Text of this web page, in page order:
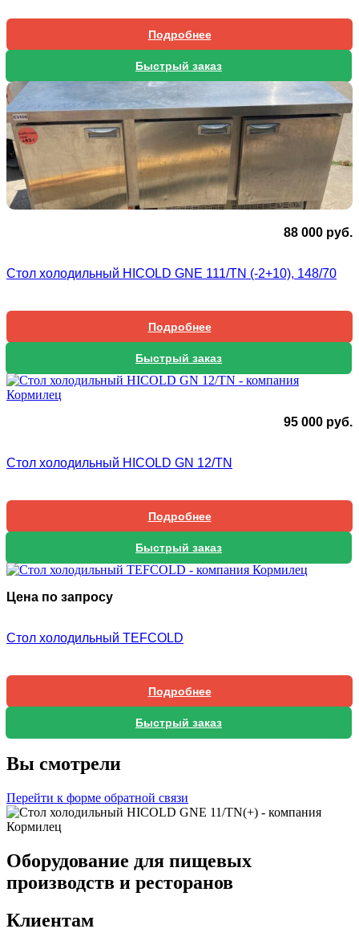
Подробнее
Быстрый заказ
88 000 руб.
Стол холодильный HICOLD GNE 111/TN (-2+10), 148/70
Подробнее
Быстрый заказ
95 000 руб.
Стол холодильный HICOLD GN 12/TN
Подробнее
Быстрый заказ
Цена по запросу
Стол холодильный TEFCOLD
Подробнее
Быстрый заказ
Вы смотрели
Перейти к форме обратной связи
Оборудование для пищевых
производств и ресторанов
Клиентам